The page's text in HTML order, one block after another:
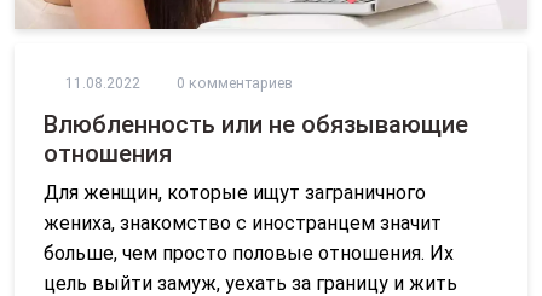
11.08.2022 0 комментариев
Влюбленность или не обязывающие
отношения
Для женщин, которые ищут заграничного
жениха, знакомство с иностранцем значит
больше, чем просто половые отношения. Их
цель выйти замуж, уехать за границу и жить